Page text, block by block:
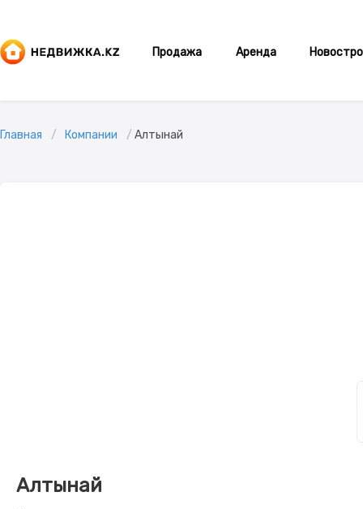
Продажа Аренда
Главная Компании Алтынай
Алтынай